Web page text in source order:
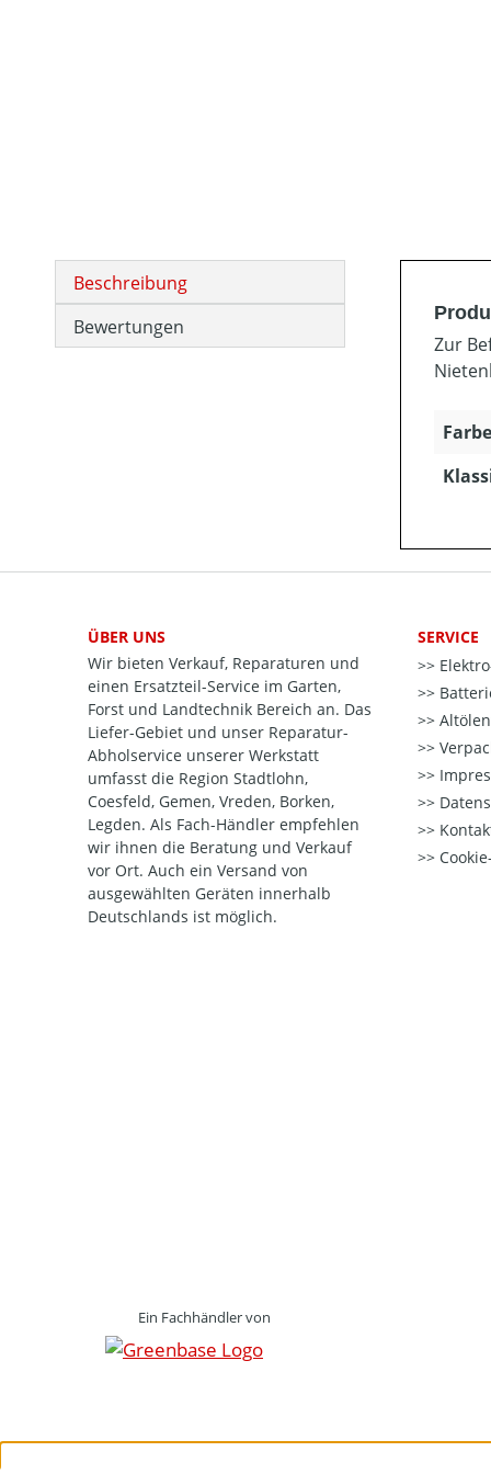
Beschreibung
Bewertungen
Zur
ÜBER UNS
Wir bieten Verkauf, Reparaturen und
einen Ersatzteil-Service im Garten,
Forst und Landtechnik Bereich an. Das
Liefer-Gebiet und unser Reparatur-
Abholservice unserer Werkstatt
umfasst die Region Stadtlohn,
Coesfeld, Gemen, Vreden, Borken,
Legden. Als Fach-Händler empfehlen
wir ihnen die Beratung und Verkauf
vor Ort. Auch ein Versand von
ausgewählten Geräten innerhalb
Deutschlands ist möglich.
SERVICE
Ein Fachhändler von